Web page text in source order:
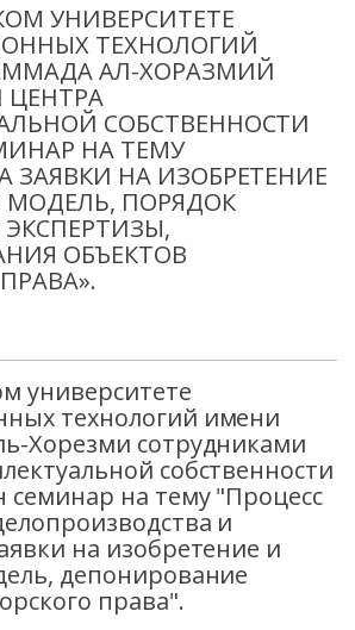
УНИВЕРСИТЕТЕ
ТЕХНОЛОГИЙ
АЛ-ХОРАЗМИЙ
ЦЕНТРА
СОБСТВЕННОСТИ
НА ТЕМУ
ЗАЯВКИ НА ИЗОБРЕТЕНИЕ
ПОРЯДОК
ОБЪЕКТОВ
университете
технологий имени
Хорезми сотрудниками
собственности
семинар на тему "Процесс
и
на изобретение и
депонирование
права".